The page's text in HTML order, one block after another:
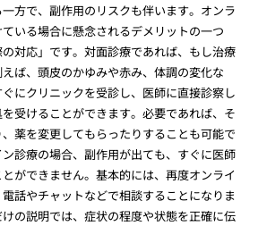
方で、副作用のリスクも伴います。オンラ
いる場合に懸念されるデメリットの一つ
対応」です。対面診療であれば、もし治療
ば、頭皮のかゆみや赤み、体調の変化な
にクリニックを受診し、医師に直接診察し
受けることができます。必要であれば、そ
薬を変更してもらったりすることも可能で
診療の場合、副作用が出ても、すぐに医師
ができません。基本的には、再度オンライ
話やチャットなどで相談することになりま
の説明では、症状の程度や状態を正確に伝